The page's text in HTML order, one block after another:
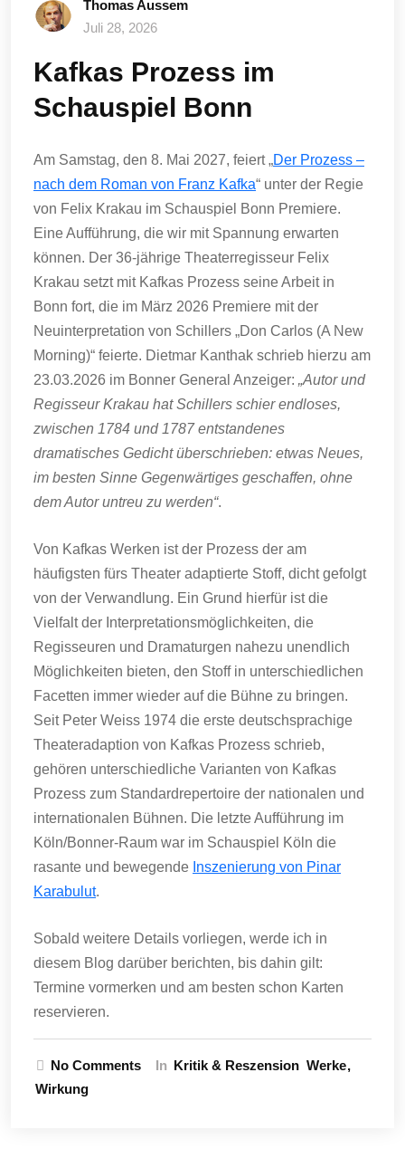
Thomas Aussem
Juli 28, 2026
Kafkas Prozess im
Schauspiel Bonn
Am Samstag, den 8. Mai 2027, feiert „Der Prozess –
nach dem Roman von Franz Kafka“ unter der Regie
von Felix Krakau im Schauspiel Bonn Premiere.
Eine Aufführung, die wir mit Spannung erwarten
können. Der 36-jährige Theaterregisseur Felix
Krakau setzt mit Kafkas Prozess seine Arbeit in
Bonn fort, die im März 2026 Premiere mit der
Neuinterpretation von Schillers „Don Carlos (A New
Morning)“ feierte. Dietmar Kanthak schrieb hierzu am
23.03.2026 im Bonner General Anzeiger: „Autor und
Regisseur Krakau hat Schillers schier endloses,
zwischen 1784 und 1787 entstandenes
dramatisches Gedicht überschrieben: etwas Neues,
im besten Sinne Gegenwärtiges geschaffen, ohne
dem Autor untreu zu werden“.
Von Kafkas Werken ist der Prozess der am
häufigsten fürs Theater adaptierte Stoff, dicht gefolgt
von der Verwandlung. Ein Grund hierfür ist die
Vielfalt der Interpretationsmöglichkeiten, die
Regisseuren und Dramaturgen nahezu unendlich
Möglichkeiten bieten, den Stoff in unterschiedlichen
Facetten immer wieder auf die Bühne zu bringen.
Seit Peter Weiss 1974 die erste deutschsprachige
Theateradaption von Kafkas Prozess schrieb,
gehören unterschiedliche Varianten von Kafkas
Prozess zum Standardrepertoire der nationalen und
internationalen Bühnen. Die letzte Aufführung im
Köln/Bonner-Raum war im Schauspiel Köln die
rasante und bewegende Inszenierung von Pinar
Karabulut.
Sobald weitere Details vorliegen, werde ich in
diesem Blog darüber berichten, bis dahin gilt:
Termine vormerken und am besten schon Karten
reservieren.
No Comments In Kritik & Reszension Werke
Wirkung